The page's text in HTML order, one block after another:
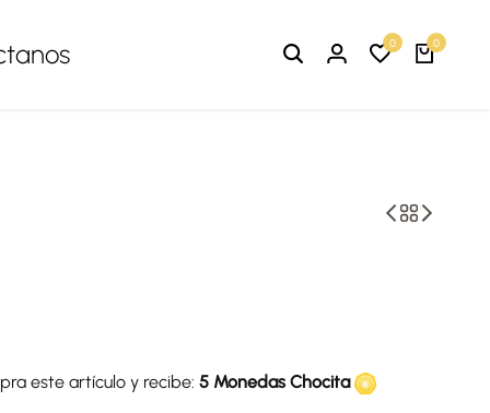
0 0
este artículo y recibe: 5 Monedas Chocita